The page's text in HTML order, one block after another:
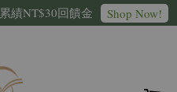
績NT$30回饋金 Shop Now!